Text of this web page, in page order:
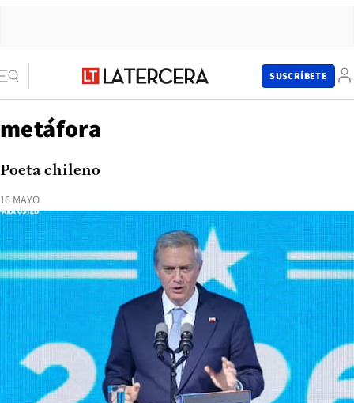
SUSCRÍBETE
metáfora
16 MAYO
Poeta chileno